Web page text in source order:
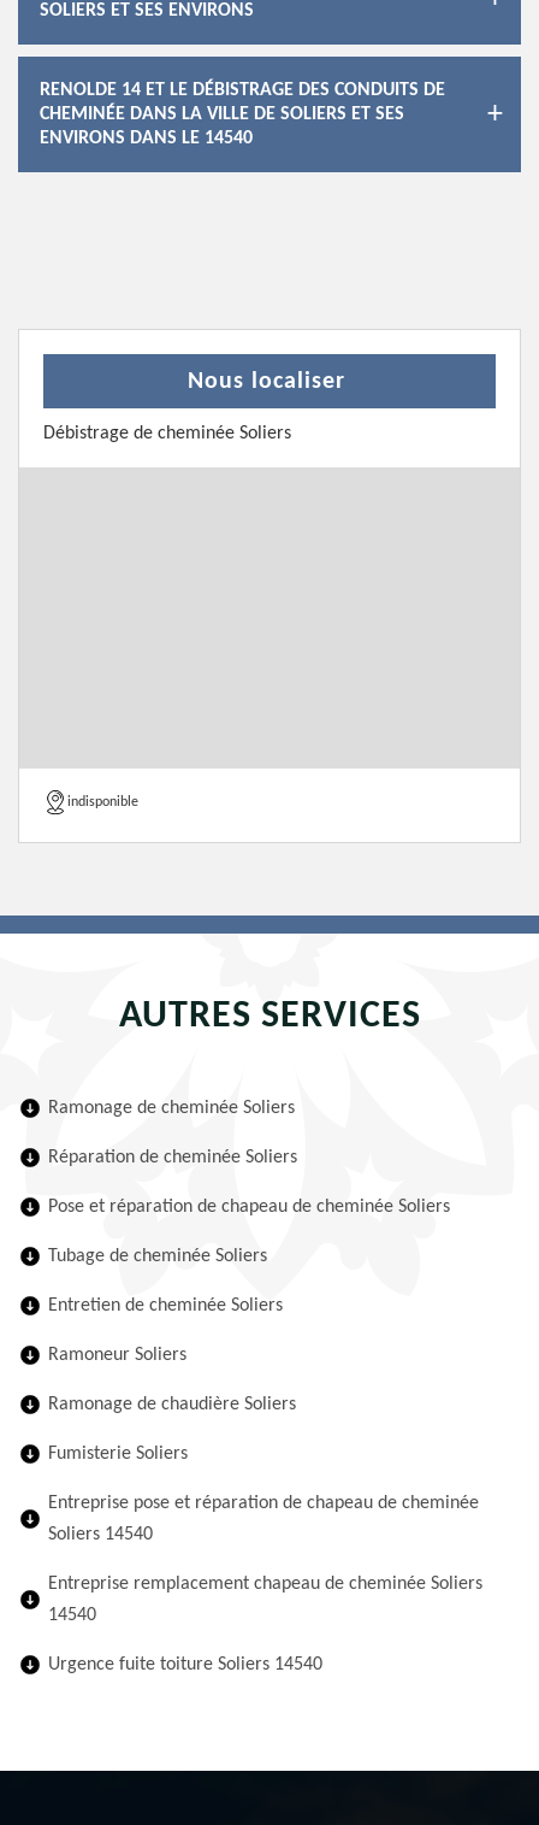
SOLIERS ET SES ENVIRONS
RENOLDE 14 ET LE DÉBISTRAGE DES CONDUITS DE
CHEMINÉE DANS LA VILLE DE SOLIERS ET SES
ENVIRONS DANS LE 14540
Nous localiser
Débistrage de cheminée Soliers
indisponible
AUTRES SERVICES
Ramonage de cheminée Soliers
Réparation de cheminée Soliers
Pose et réparation de chapeau de cheminée Soliers
Tubage de cheminée Soliers
Entretien de cheminée Soliers
Ramoneur Soliers
Ramonage de chaudière Soliers
Fumisterie Soliers
Entreprise pose et réparation de chapeau de cheminée
Soliers 14540
Entreprise remplacement chapeau de cheminée Soliers
14540
Urgence fuite toiture Soliers 14540